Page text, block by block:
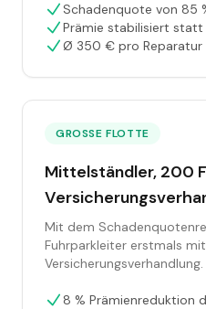
Schadenquote von 85
Prämie stabilisiert statt
Ø 350 € pro Reparatur
GROSSE FLOTTE
Mittelständler, 200
Mit dem
Fuhrparkleiter erstmals
Versicherungsverhandlung.
8 % Prämienreduktion